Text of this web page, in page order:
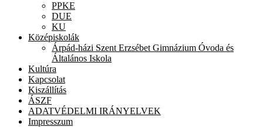
PPKE
DUE
KU
Középiskolák
Árpád-házi Szent Erzsébet Gimnázium Óvoda és
Általános Iskola
Kultúra
Kapcsolat
Kiszállítás
ÁSZF
ADATVÉDELMI IRÁNYELVEK
Impresszum